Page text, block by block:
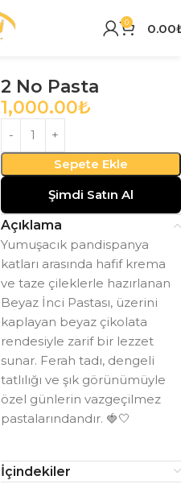
0 0.00
2 No Pasta
1,000.00₺
Sepete Ekle
Şimdi Satın Al
Açıklama
Yumuşacık pandispanya
katları arasında hafif krema
ve taze çileklerle hazırlanan
Beyaz İnci Pastası, üzerini
kaplayan beyaz çikolata
rendesiyle zarif bir lezzet
sunar. Ferah tadı, dengeli
tatlılığı ve şık görünümüyle
özel günlerin vazgeçilmez
pastalarındandır. 🍓🤍
İçindekiler